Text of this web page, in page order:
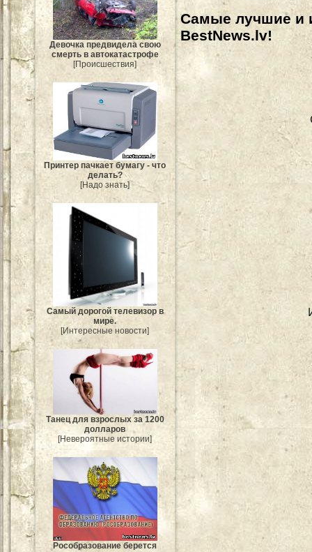
Девочка предвидела свою
смерть в автокатастрофе
[Происшествия]
Принтер пачкает бумагу - что
делать?
[Надо знать]
Самый дорогой телевизор в
мире.
[Интересные новости]
Танец для взрослых за 1200
долларов
[Невероятные истории]
Рособразование берется
Самые лучшие и
BestNews.lv!